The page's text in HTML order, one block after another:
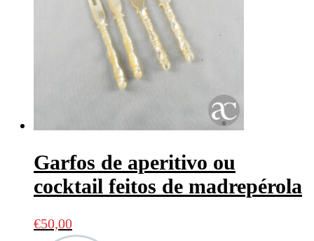
Garfos de aperitivo ou
cocktail feitos de madrepérola
€50,00